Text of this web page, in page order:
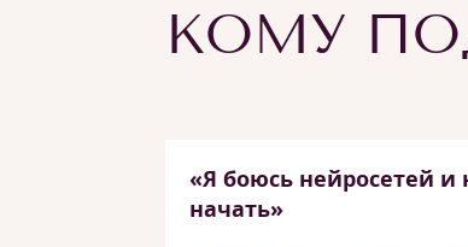
КОМУ
«Я боюсь нейросетей
начать»